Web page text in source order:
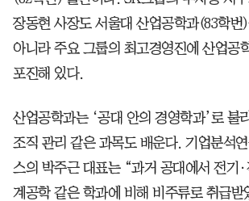
장동현 사장도 서울대 산업공학과(83학번
아니라 주요 그룹의 최고경영진에 산업공
포진해 있다.
산업공학과는 ‘공대 안의 경영학과’로 불
조직 관리 같은 과목도 배운다. 기업분석
스의 박주근 대표는 “과거 공대에서 전기
계공학 같은 학과에 비해 비주류로 취급받